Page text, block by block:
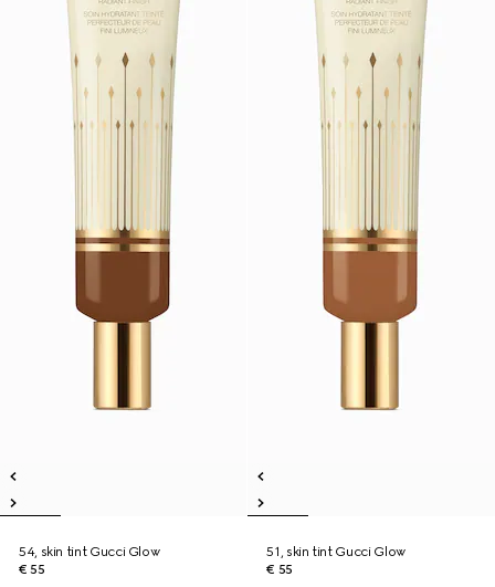
54, skin tint Gucci Glow
€ 55
51, skin tint Gucci Glow
€ 55